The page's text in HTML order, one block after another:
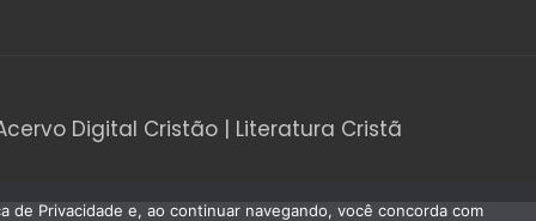
Digital Cristão | Literatura Cristã
de Privacidade e, ao continuar navegando, você concorda com